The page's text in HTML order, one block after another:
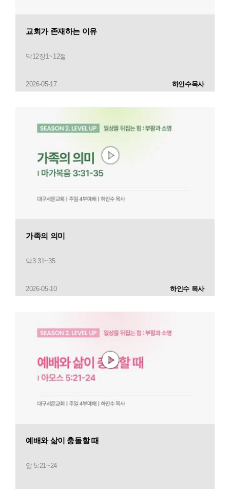
교회가 존재하는 이유
막12장1~12절
2026-05-17 하인수목사
가족의 의미
막3:31~35
2026-05-10 하인수 목사
예배와 삶이 충돌할 때
암 5:21~24